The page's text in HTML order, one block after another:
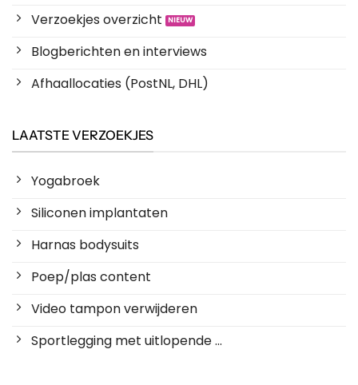
Verzoekjes overzicht
Blogberichten en interviews
Afhaallocaties (PostNL, DHL)
LAATSTE VERZOEKJES
Yogabroek
Siliconen implantaten
Harnas bodysuits
Poep/plas content
Video tampon verwijderen
Sportlegging met uitlopende ...